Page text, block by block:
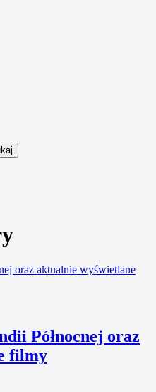
Północnej oraz
filmy